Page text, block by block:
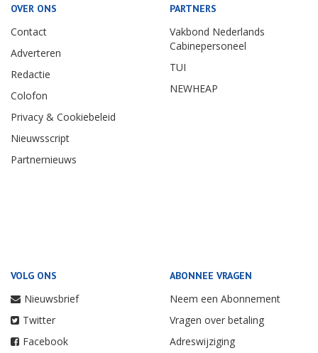
OVER ONS
Contact
Adverteren
Redactie
Colofon
Privacy & Cookiebeleid
Nieuwsscript
Partnernieuws
PARTNERS
Vakbond Nederlands
Cabinepersoneel
TUI
NEWHEAP
VOLG ONS
Nieuwsbrief
Twitter
Facebook
ABONNEE VRAGEN
Neem een Abonnement
Vragen over betaling
Adreswijziging